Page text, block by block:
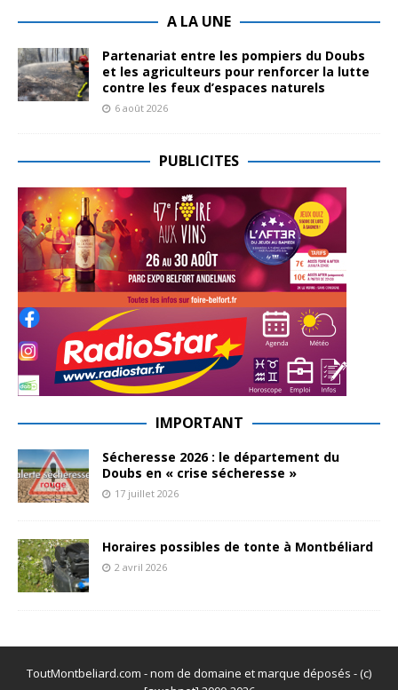
A LA UNE
Partenariat entre les pompiers du Doubs
et les agriculteurs pour renforcer la lutte
contre les feux d’espaces naturels
6 août 2026
PUBLICITES
IMPORTANT
Sécheresse 2026 : le département du
Doubs en « crise sécheresse »
17 juillet 2026
Horaires possibles de tonte à Montbéliard
2 avril 2026
ToutMontbeliard.com - nom de domaine et marque déposés - (c)